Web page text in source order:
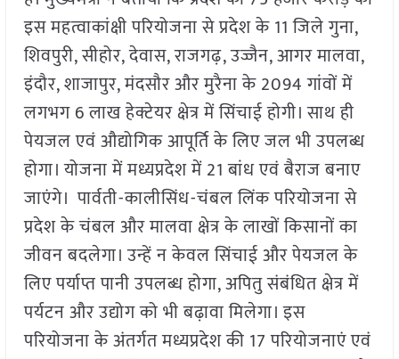
इस महत्वाकांक्षी परियोजना से प्रदेश के 11 जिले गुना,
शिवपुरी, सीहोर, देवास, राजगढ़, उज्जैन, आगर मालवा,
इंदौर, शाजापुर, मंदसौर और मुरैना के 2094 गांवों में
लगभग 6 लाख हेक्टेयर क्षेत्र में सिंचाई होगी। साथ ही
पेयजल एवं औद्योगिक आपूर्ति के लिए जल भी उपलब्ध
होगा। योजना में मध्यप्रदेश में 21 बांध एवं बैराज बनाए
जाएंगे। पार्वती-कालीसिंध-चंबल लिंक परियोजना से
प्रदेश के चंबल और मालवा क्षेत्र के लाखों किसानों का
जीवन बदलेगा। उन्हें न केवल सिंचाई और पेयजल के
लिए पर्याप्त पानी उपलब्ध होगा, अपितु संबंधित क्षेत्र में
पर्यटन और उद्योग को भी बढ़ावा मिलेगा। इस
परियोजना के अंतर्गत मध्यप्रदेश की 17 परियोजनाएं एवं